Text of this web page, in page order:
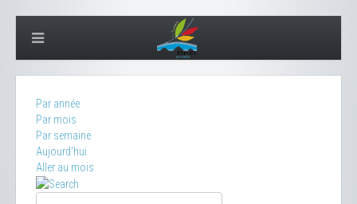
Par année
Par mois
Par semaine
Aujourd'hui
Aller au mois